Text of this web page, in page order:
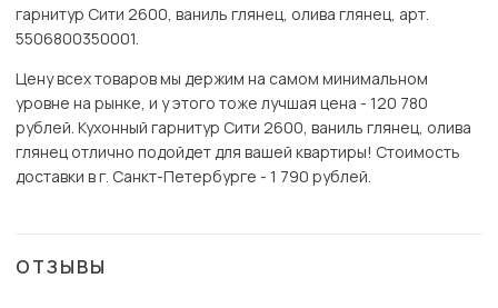
гарнитур Сити 2600, ваниль глянец, олива глянец, арт.
5506800350001.
Цену всех товаров мы держим на самом минимальном
уровне на рынке, и у этого тоже лучшая цена - 120 780
рублей. Кухонный гарнитур Сити 2600, ваниль глянец, олива
глянец отлично подойдет для вашей квартиры! Стоимость
доставки в г. Санкт-Петербурге - 1 790 рублей.
ОТЗЫВЫ